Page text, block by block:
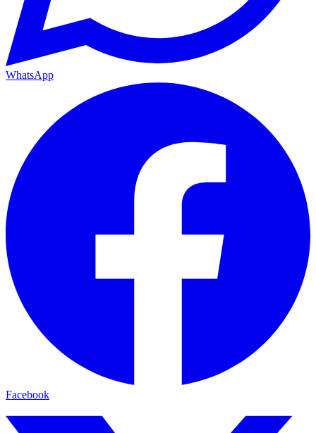
WhatsApp
Facebook